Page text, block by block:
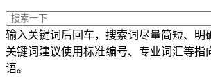
输入关键词后回车，搜索词尽量简短、明
关键词建议使用标准编号、专业词汇等指
语。